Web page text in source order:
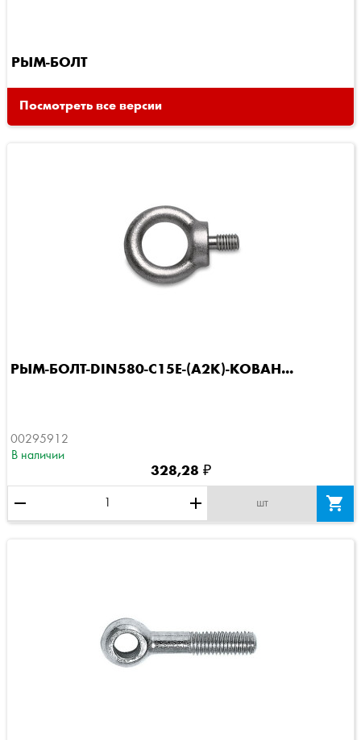
РЫМ-БОЛТ
Посмотреть все версии
РЫМ-БОЛТ-DIN580-C15E-(A2K)-КОВАН...
00295912
В наличии
328,28 ₽
remove add шт 